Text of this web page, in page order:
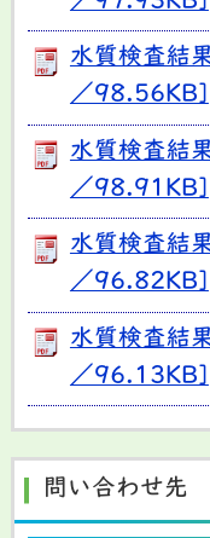
水質検査結
／98.56KB]
水質検査結
／98.91KB]
水質検査結
／96.82KB]
水質検査結
／96.13KB]
問い合わせ先